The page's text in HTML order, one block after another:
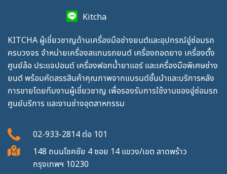
Kitcha
KITCHA ผู้เชี่ยวชาญด้านเครื่องมือช่างยนต์และอุปกรณ์อู่ซ่อมรถ
ครบวงจร จำหน่ายเครื่องสแกนรถยนต์ เครื่องถอดยาง เครื่องตั้ง
ศูนย์ล้อ ประแจปอนด์ เครื่องฟอกน้ำยาแอร์ และเครื่องมือพิเศษช่าง
ยนต์ พร้อมคัดสรรสินค้าคุณภาพจากแบรนด์ชั้นนำและบริการหลัง
การขายโดยทีมงานผู้เชี่ยวชาญ เพื่อรองรับการใช้งานของอู่ซ่อมรถ
ศูนย์บริการ และงานช่างอุตสาหกรรม
02-933-2814 ต่อ 101
148 ถนนโชคชัย 4 ซอย 14 แขวง/เขต ลาดพร้าว
กรุงเทพฯ 10230